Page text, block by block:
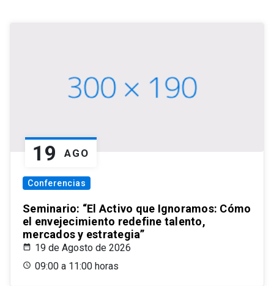
19 AGO
Conferencias
Seminario: “El Activo que Ignoramos: Cómo
el envejecimiento redefine talento,
mercados y estrategia”
19 de Agosto de 2026
09:00 a 11:00 horas